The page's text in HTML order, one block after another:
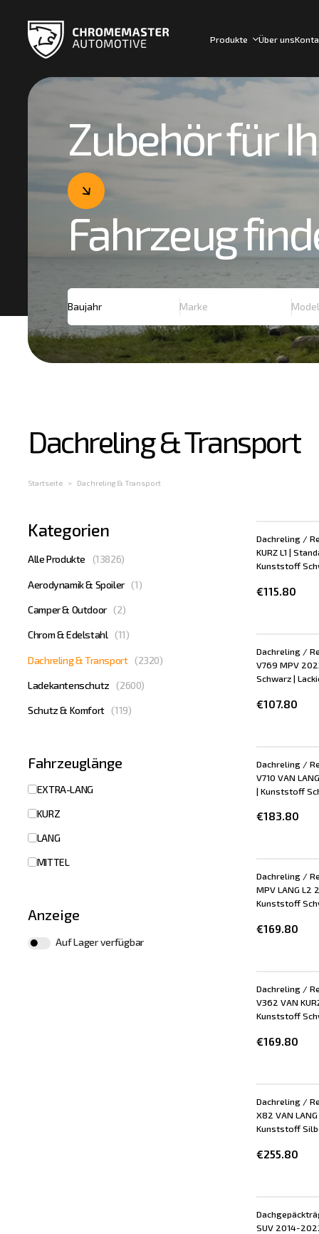
Produkte Über uns
Zubehör für
Fahrzeug
Dachreling & Transport
Startseite Dachreling & Transport
Kategorien
Alle Produkte (13826)
Aerodynamik & Spoiler (1)
Camper & Outdoor (2)
Chrom & Edelstahl (11)
Dachreling & Transport (2320)
Ladekantenschutz (2600)
Schutz & Komfort (119)
Fahrzeuglänge
EXTRA-LANG
KURZ
LANG
MITTEL
Anzeige
Auf Lager verfügbar
Dachreling /
KURZ L1 |
Kunststoff
€115.80
Dachreling /
V769 MPV
Schwarz |
€107.80
Dachreling /
V710 VAN
| Kunststoff
€183.80
Dachreling /
MPV LANG L2
Kunststoff
€169.80
Dachreling /
V362 VAN
Kunststoff
€169.80
Dachreling /
X82 VAN
Kunststoff
€255.80
SUV 2014-